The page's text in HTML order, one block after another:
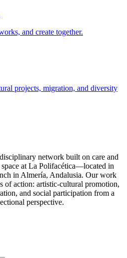
and create together.
projects, migration, and diversity
network built on care and
at La Polifacética—located in
in Almería, Andalusia. Our work
of action: artistic-cultural promotion,
and social participation from a
perspective.